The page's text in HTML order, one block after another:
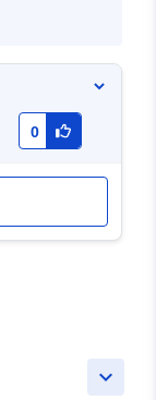
0
keyboard_arrow_down